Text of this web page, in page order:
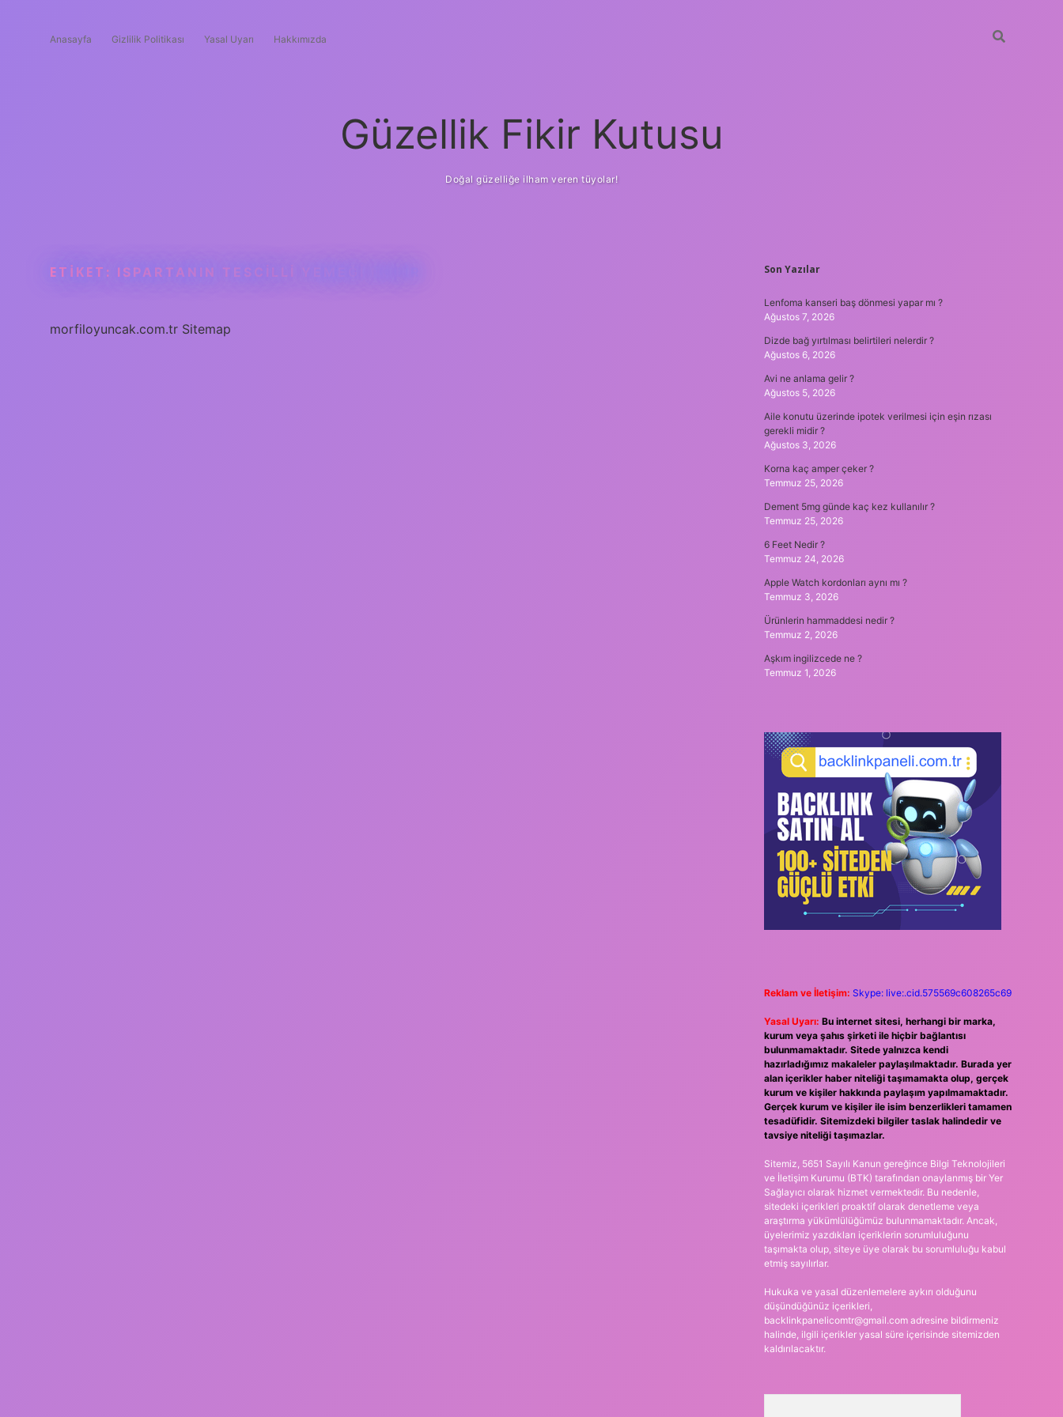
Anasayfa Gizlilik Politikası Yasal Uyarı Hakkımızda
Güzellik Fikir Kutusu
Doğal güzelliğe ilham veren tüyolar!
ETIKET: ISPARTANIN TESCILLI YEMEĞI NEDIR
morfiloyuncak.com.tr Sitemap
SIDEBAR
Son Yazılar
Lenfoma kanseri baş dönmesi yapar mı ?
Ağustos 7, 2026
Dizde bağ yırtılması belirtileri nelerdir ?
Ağustos 6, 2026
Avi ne anlama gelir ?
Ağustos 5, 2026
Aile konutu üzerinde ipotek verilmesi için eşin rızası
gerekli midir ?
Ağustos 3, 2026
Korna kaç amper çeker ?
Temmuz 25, 2026
Dement 5mg günde kaç kez kullanılır ?
Temmuz 25, 2026
6 Feet Nedir ?
Temmuz 24, 2026
Apple Watch kordonları aynı mı ?
Temmuz 3, 2026
Ürünlerin hammaddesi nedir ?
Temmuz 2, 2026
Aşkım ingilizcede ne ?
Temmuz 1, 2026
Reklam ve İletişim: Skype: live:.cid.575569c608265c69
Yasal Uyarı: Bu internet sitesi, herhangi bir marka,
kurum veya şahıs şirketi ile hiçbir bağlantısı
bulunmamaktadır. Sitede yalnızca kendi
hazırladığımız makaleler paylaşılmaktadır. Burada yer
alan içerikler haber niteliği taşımamakta olup, gerçek
kurum ve kişiler hakkında paylaşım yapılmamaktadır.
Gerçek kurum ve kişiler ile isim benzerlikleri tamamen
tesadüfidir. Sitemizdeki bilgiler taslak halindedir ve
tavsiye niteliği taşımazlar.
Sitemiz, 5651 Sayılı Kanun gereğince Bilgi Teknolojileri
ve İletişim Kurumu (BTK) tarafından onaylanmış bir Yer
Sağlayıcı olarak hizmet vermektedir. Bu nedenle,
sitedeki içerikleri proaktif olarak denetleme veya
araştırma yükümlülüğümüz bulunmamaktadır. Ancak,
üyelerimiz yazdıkları içeriklerin sorumluluğunu
taşımakta olup, siteye üye olarak bu sorumluluğu kabul
etmiş sayılırlar.
Hukuka ve yasal düzenlemelere aykırı olduğunu
düşündüğünüz içerikleri,
backlinkpanelicomtr@gmail.comadresine bildirmeniz
halinde, ilgili içerikler yasal süre içerisinde sitemizden
kaldırılacaktır.
vdcasino güncel giriş